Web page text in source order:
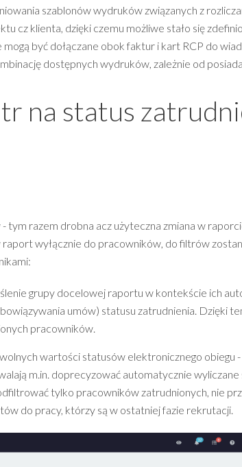
szablonów wydruków związanych z
cz klienta, dzięki czemu możliwe stało się
być dołączane obok faktur i kart RCP do
dostępnych wydruków, zależnie od
na status
razem drobna acz użyteczna zmiana w
wyłącznie do pracowników, do filtrów
grupy docelowej raportu w kontekście ich
umów) statusu zatrudnienia. Dzięki
pracowników.
wartości statusów elektronicznego obiegu
m.in. doprecyzować automatycznie
tylko pracowników zatrudnionych, nie
do pracy, którzy są w ostatniej fazie rekrutacji.